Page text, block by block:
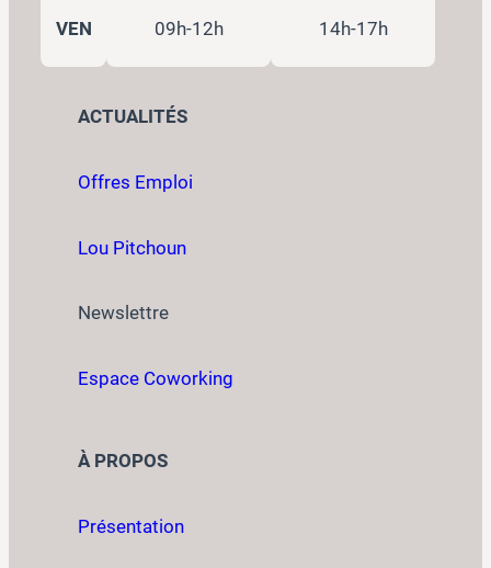
VEN 09h-12h 14h-17h
ACTUALITÉS
Offres Emploi
Lou Pitchoun
Newslettre
Espace Coworking
À PROPOS
Présentation